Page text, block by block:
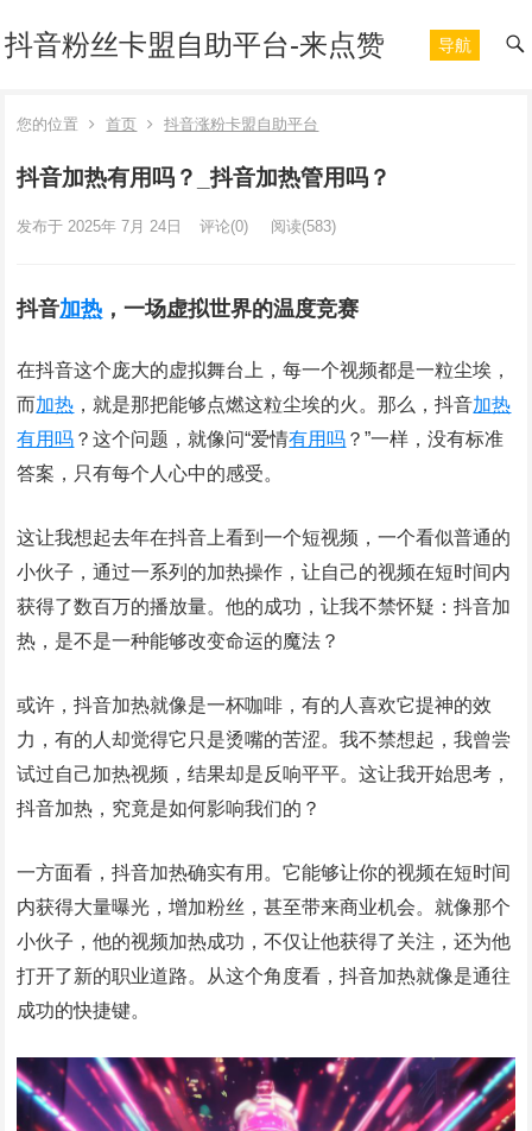
抖音粉丝卡盟自助平台-来点赞 导航
您的位置 首页 抖音涨粉卡盟自助平台
抖音加热有用吗？_抖音加热管用吗？
发布于 2025年 7月 24日 评论(0) 阅读(583)
抖音加热 ，一场虚拟世界的温度竞赛
在抖音这个庞大的虚拟舞台上，每一个视频都是一粒尘埃，
而加热 ，就是那把能够点燃这粒尘埃的火。那么，抖音加热
有用吗 ？这个问题，就像问“爱情有用吗 ？”一样，没有标准
答案，只有每个人心中的感受。
这让我想起去年在抖音上看到一个短视频，一个看似普通的
小伙子，通过一系列的加热操作，让自己的视频在短时间内
获得了数百万的播放量。他的成功，让我不禁怀疑：抖音加
热，是不是一种能够改变命运的魔法？
或许，抖音加热就像是一杯咖啡，有的人喜欢它提神的效
力，有的人却觉得它只是烫嘴的苦涩。我不禁想起，我曾尝
试过自己加热视频，结果却是反响平平。这让我开始思考，
抖音加热，究竟是如何影响我们的？
一方面看，抖音加热确实有用。它能够让你的视频在短时间
内获得大量曝光，增加粉丝，甚至带来商业机会。就像那个
小伙子，他的视频加热成功，不仅让他获得了关注，还为他
打开了新的职业道路。从这个角度看，抖音加热就像是通往
成功的快捷键。